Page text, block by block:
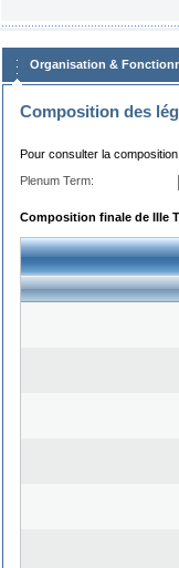
Organisation &
Composition des
Pour consulter la
Plenum Term:
Composition finale de IIIe